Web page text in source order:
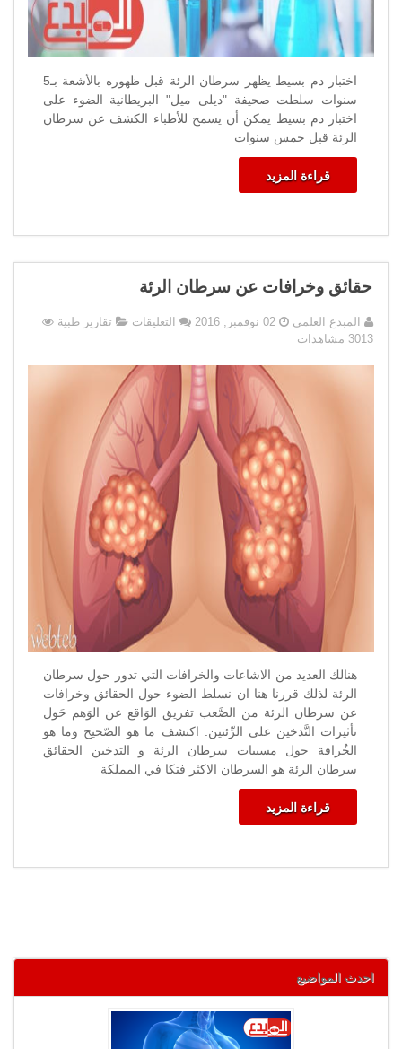
اختبار دم بسيط يظهر سرطان الرئة قبل ظهوره بالأشعة بـ5
سنوات سلطت صحيفة "ديلى ميل" البريطانية الضوء على
اختبار دم بسيط يمكن أن يسمح للأطباء الكشف عن سرطان
الرئة قبل خمس سنوات
قراءة المزيد
حقائق وخرافات عن سرطان الرئة
المبدع العلمي 02 نوفمبر, 2016 التعليقات على
عن
سرطان
الرئة
مغلقة
تقارير طبية
3013 مشاهدات
هنالك العديد من الاشاعات والخرافات التي تدور حول سرطان
الرئة لذلك قررنا هنا ان نسلط الضوء حول الحقائق وخرافات
عن سرطان الرئة من الصَّعب تفريق الوَاقع عن الوَهم حَول
تأثيرات التَّدخين على الرِّئتين. اكتشف ما هو الصّحيح وما هو
الخُرافة حول مسببات سرطان الرئة و التدخين الحقائق
سرطان الرئة هو السرطان الاكثر فتكا في المملكة
قراءة المزيد
احدث المواضيع